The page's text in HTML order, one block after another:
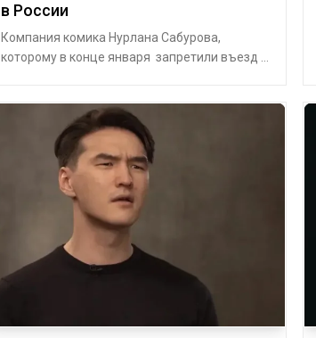
в России
Компания комика Нурлана Сабурова,
которому в конце января запретили въезд в